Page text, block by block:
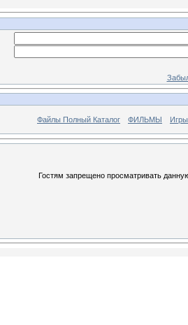
Файлы Полный Каталог ФИЛЬМЫ
Гостям запрещено просматривать